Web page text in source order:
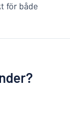
för både